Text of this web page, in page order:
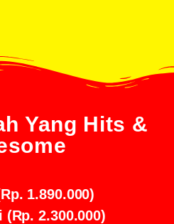
Yang Hits &
1.890.000)
2.300.000)